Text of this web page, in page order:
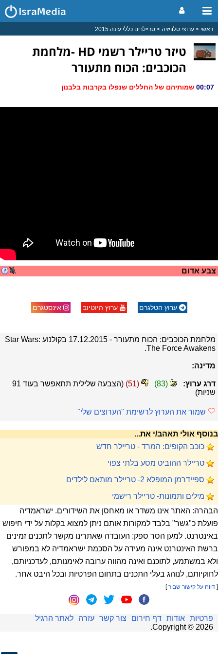
ראשי ערוצי טלוויזיה טריילרים כללי עונה 2015
טיזר טריילר רשמי HD -מלחמת
הכוכבים: הכוח מתעורר
צבע אדום
ערוץ הטלגרם ערוץ היוטיוב אינסטגרם
מלחמת הכוכבים: הכוח מתעורר - 17.12.2015 בקולנוע Star Wars:
The Force Awakens.
מדינה:
דרג ערוץ: (
83
)
(
51
) (הצבעה שלילית תתאפשר בעוד 90
שניות)
שמור את הערוץ לרשימת "הערוצים שלי"
בנוסף אולי תאהב/י את...
כוכב הקופים: המרד - טריילר חדש
טריילר ההוביט מסע בלתי צפוי
ספיידרמן המופלא 2- טריילר מותאם לילדים
מילים ותמונות- טריילר רישמי
הבהרה: האתר אינו משדר או מאחסן את השידורים. ישראמדיה
פועלת כ"גשר" בלבד למקורות אותם ניתן למצוא בקלות על ידי חיפוש
באינטרנט. למען הסר ספק: העובדה שאתרינו מקשר לתכנים זמינים
ברשת האינטרנט אינה מעידה על הסכמת ישראמדיה לא במפורש
ולא במשתמע, לתוכנם ואינה מהווה ערובה לאימנותם, לעדכניותם,
לחוקיותם, לנוהג בעלי התכנים בתחום הפרטיות ובכל היבט אחר.
[ דווח על קישור שבור]
פרטיות אודות דף חירום צור קשר עזרה
לאתר הרגיל
Copyright © 2026
.